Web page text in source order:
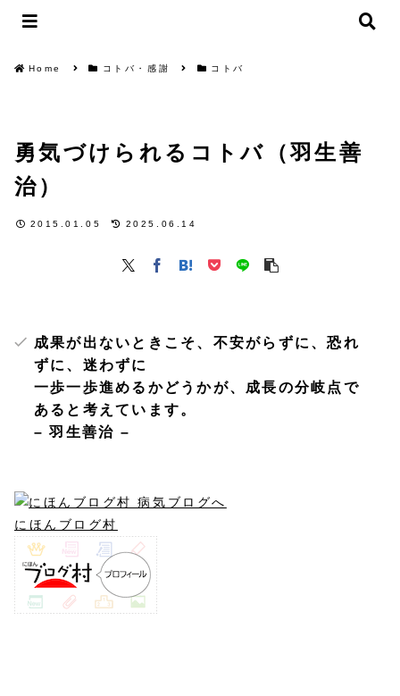
Home コトバ・感謝 コトバ
勇気づけられるコトバ（羽生善
治）
2015.01.05 2025.06.14
成果が出ないときこそ、不安がらずに、恐れ
ずに、迷わずに
一歩一歩進めるかどうかが、成長の分岐点で
あると考えています。
– 羽生善治 –
にほんブログ村